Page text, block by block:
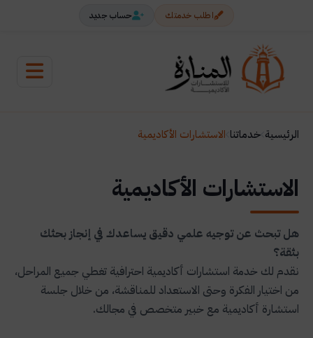
اطلب خدمتك حساب جديد
الرئيسية خدماتنا الاستشارات الأكاديمية
الاستشارات الأكاديمية
هل تبحث عن توجيه علمي دقيق يساعدك في إنجاز بحثك
بثقة؟
نقدم لك خدمة استشارات أكاديمية احترافية تغطي جميع المراحل،
من اختيار الفكرة وحتى الاستعداد للمناقشة، من خلال جلسة
استشارة أكاديمية مع خبير متخصص في مجالك.